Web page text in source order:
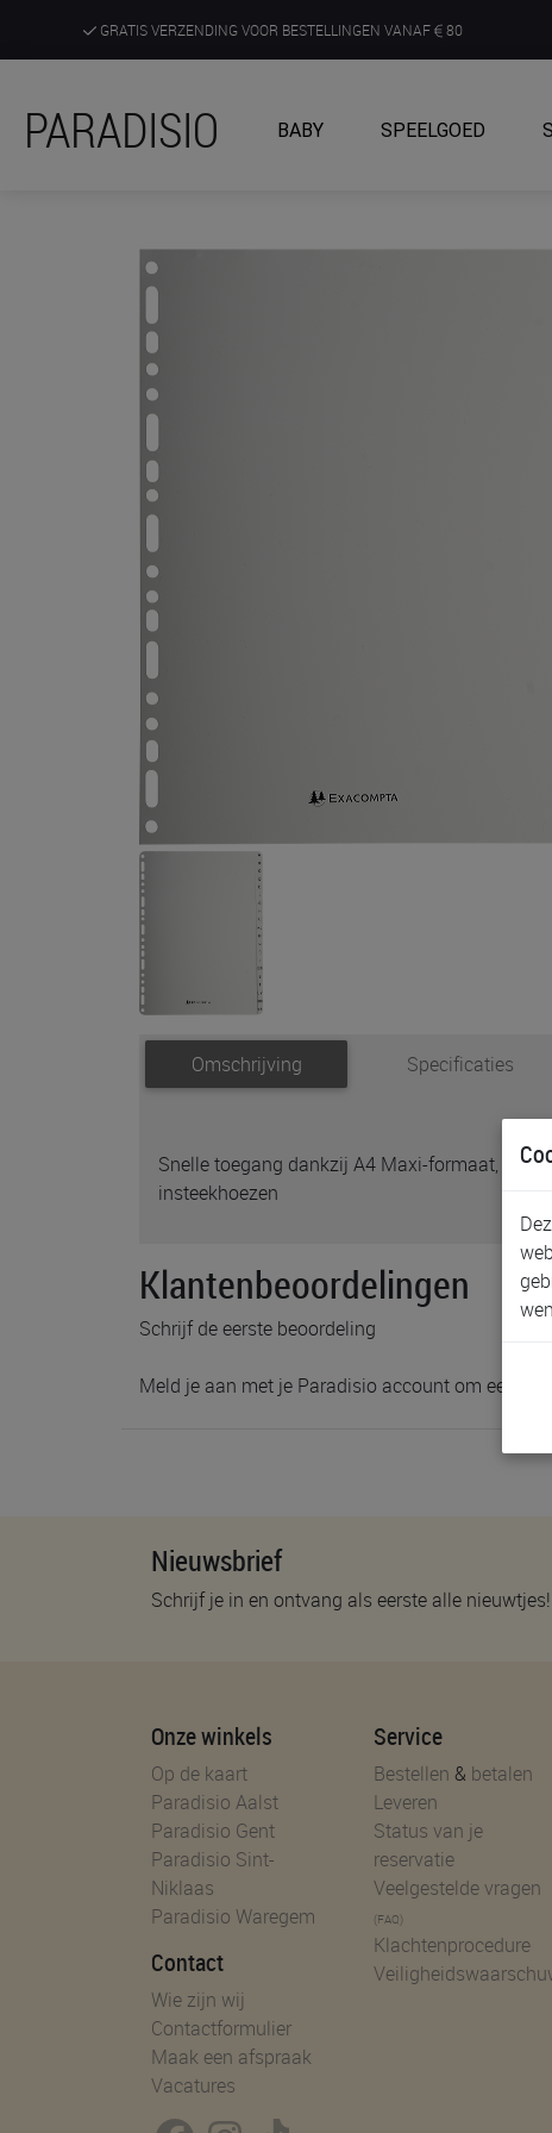
GRATIS VERZENDING VOOR BESTELLINGEN VANAF 80
ONTDEK, BELEEF EN KRIJG ADVIES IN ONZE WINKELS
PARADISIO BABY SPEELGOED
Omschrijving Specificaties
Snelle toegang dankzij A4 Maxi-formaat, zelfs
insteekhoezen
Klantenbeoordelingen
Schrijf de eerste beoordeling
Meld je aan met je Paradisio account om een
Nieuwsbrief
Schrijf je in en ontvang als eerste alle nieuwtjes!
Onze winkels
Op de kaart
Paradisio Aalst
Paradisio Gent
Paradisio Sint-
Niklaas
Paradisio Waregem
Contact
Wie zijn wij
Contactformulier
Maak een afspraak
Vacatures
Service
Bestellen & betalen
Leveren
Status van je
reservatie
Veelgestelde vragen
(FAQ)
Klachtenprocedure